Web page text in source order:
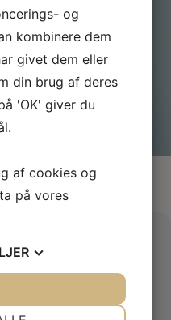
og er til for at
godt videre
og A-
i dag
- ER DET
KURSUS.
17.
og
kombinere dem
givet dem eller
din brug af deres
'OK' giver du
af cookies og
på vores